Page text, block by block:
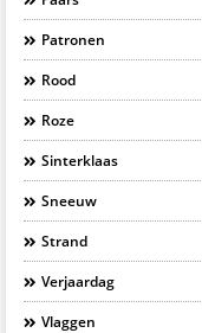
Patronen
Rood
Roze
Sinterklaas
Sneeuw
Strand
Verjaardag
Vlaggen